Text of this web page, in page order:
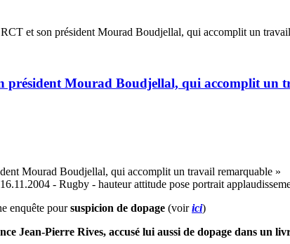
et son président Mourad Boudjellal, qui accomplit un
président Mourad Boudjellal, qui accomplit un
- Rugby - hauteur attitude pose portrait
enquête poursuspicion de dopage (voirici)
Jean-Pierre Rives, accusé lui aussi de dopage dans un